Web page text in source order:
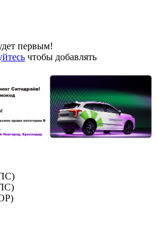
первым!
чтобы добавлять